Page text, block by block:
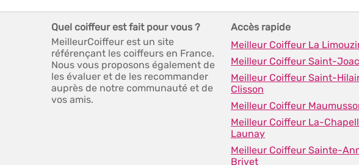
Quel coiffeur est fait pour vous ?
MeilleurCoiffeur est un site
référençant les coiffeurs en France.
Nous vous proposons également de
les évaluer et de les recommander
auprès de notre communauté et de
vos amis.
Accès rapide
Meilleur Coiffeur La
Meilleur Coiffeur Saint-
Meilleur Coiffeur Saint-
Clisson
Meilleur Coiffeur
Meilleur Coiffeur La-
Launay
Meilleur Coiffeur Sainte-
Brivet